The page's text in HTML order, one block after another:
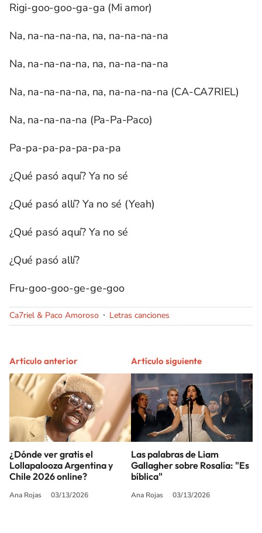
Rigi-goo-goo-ga-ga (Mi amor)
Na, na-na-na-na, na, na-na-na-na
Na, na-na-na-na, na, na-na-na-na
Na, na-na-na-na, na, na-na-na-na (CA-CA7RIEL)
Na, na-na-na-na (Pa-Pa-Paco)
Pa-pa-pa-pa-pa-pa-pa
¿Qué pasó aquí? Ya no sé
¿Qué pasó allí? Ya no sé (Yeah)
¿Qué pasó aquí? Ya no sé
¿Qué pasó allí?
Fru-goo-goo-ge-ge-goo
Ca7riel & Paco Amoroso Letras canciones
Artículo anterior
¿Dónde ver gratis el
Lollapalooza Argentina y
Chile 2026 online?
Ana Rojas 03/13/2026
Artículo siguiente
Las palabras de Liam
Gallagher sobre Rosalía: "Es
bíblica"
Ana Rojas 03/13/2026